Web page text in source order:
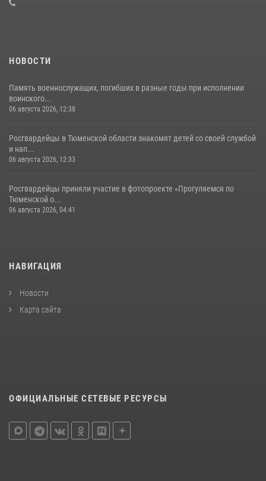
05 августа 2026, 05:35
НОВОСТИ
Память военнослужащих, погибших в разные годы при исполнении
воинского...
06 августа 2026, 12:38
Росгвардейцы в Тюменской области знакомят детей со своей службой
и нап...
06 августа 2026, 12:33
Росгвардейцы приняли участие в фотопроекте «Прогуляемся по
Тюменской о...
06 августа 2026, 04:41
НАВИГАЦИЯ
Новости
Карта сайта
ОФИЦИАЛЬНЫЕ СЕТЕВЫЕ РЕСУРСЫ